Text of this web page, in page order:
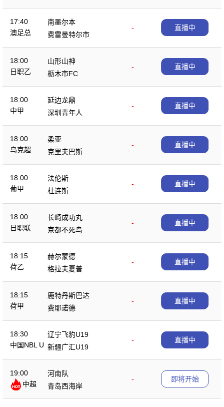
17:40
澳足总
南墨尔本
-
费雷曼特尔市
直播中
18:00
日职乙
山形山神
-
枥木市FC
直播中
18:00
中甲
延边龙鼎
-
深圳青年人
直播中
18:00
乌克超
柔亚
-
克里夫巴斯
直播中
18:00
葡甲
法伦斯
-
杜连斯
直播中
18:00
日职联
长崎成功丸
-
京都不死鸟
直播中
18:15
荷乙
赫尔蒙德
-
格拉夫夏普
直播中
18:15
荷甲
鹿特丹斯巴达
-
费耶诺德
直播中
18:30
中国NBL U
辽宁飞豹U19
-
新疆广汇U19
直播中
19:00
中超
河南队
-
青岛西海岸
即将开始